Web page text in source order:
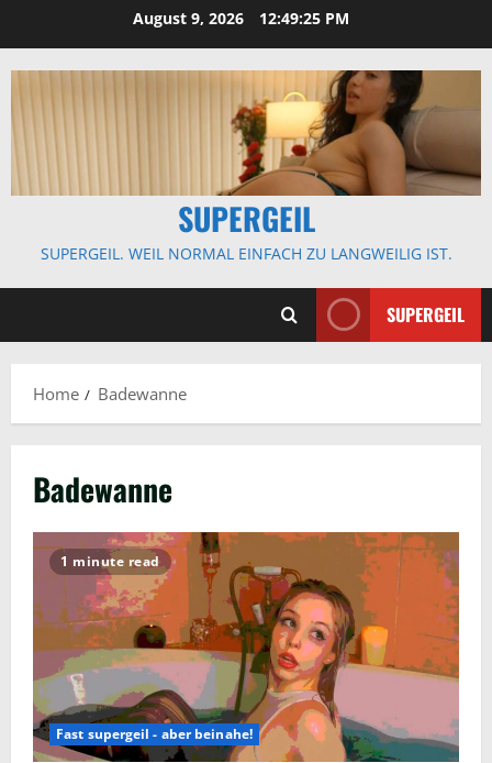
content
August 9, 2026 12:49:25 PM
SUPERGEIL
SUPERGEIL. WEIL NORMAL EINFACH ZU LANGWEILIG IST.
SUPERGEIL
Home Badewanne
Badewanne
1 minute read
Fast supergeil - aber beinahe!